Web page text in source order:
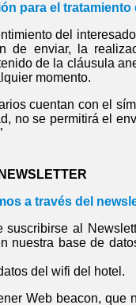
para el tratamiento
del
de enviar, la
de la cláusula
momento.
cuentan con el
no se permitirá el
a través del
suscribirse al
nuestra base de
del wifi del hotel.
Web beacon, que